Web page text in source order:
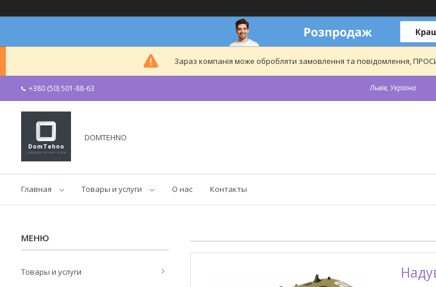
Зараз компанія може обробляти замовлення та повідомлення,
+380 (50) 501-88-63 Львів, Україна
DOMTEHNO
Главная Товары и услуги О нас Контакты
Товары и услуги